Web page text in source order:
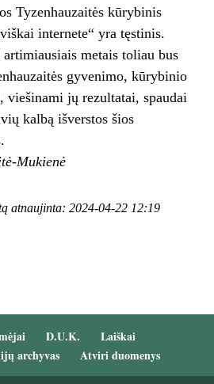
Tyzenhauzaitės kūrybinis
internete“ yra tęstinis.
metais toliau bus
gyvenimo, kūrybinio
jų rezultatai, spaudai
kalbą išverstos šios
Mukienė
atnaujinta: 2024-04-22 12:19
D.U.K.
Laiškai
archyvas Atviri duomenys